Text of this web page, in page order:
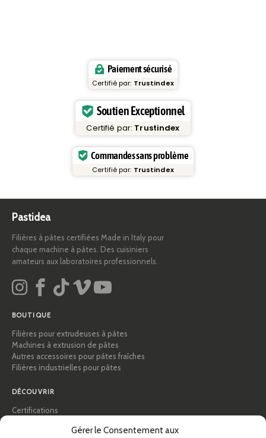
Gérer le Consentement aux
Paiement sécurisé
Certifié par: Trustindex
Soutien Exceptionnel
Certifié par: Trustindex
Commandes sans problème
Certifié par: Trustindex
Pastidea
Filières à pâtes certifiées Made in Italy pour
chaque machine à pâtes. Des cuisiniers
amateurs aux laboratoires professionnels.
BOUTIQUE
Filières pour extrudeuses à pâtes
Machines à extrusion de pâtes
Autres accessoires pour pâtes fraîches
Filières industrielles pour pâtes
DÉCOUVRIR
Certifications
Conseils et guides pratiques